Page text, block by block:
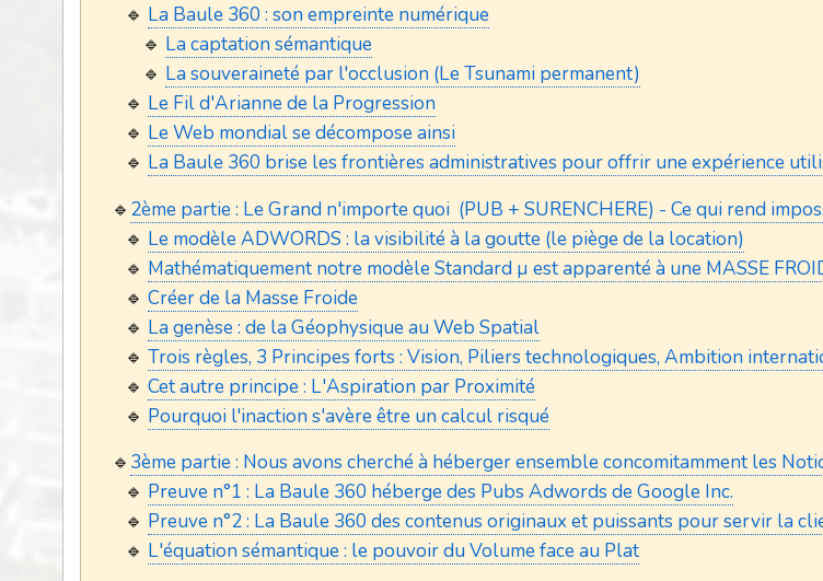
🔹 La Baule 360 : son empreinte numérique
🔹 La captation sémantique
🔹 La souveraineté par l'occlusion (Le Tsunami permanent)
🔹 Le Fil d'Arianne de la Progression
🔹 Le Web mondial se décompose ainsi
🔹 La Baule 360 brise les frontières administratives pour offrir une expérience
🔹 2ème partie : Le Grand n'importe quoi (PUB + SURENCHERE) - Ce qui rend
🔹 Le modèle ADWORDS : la visibilité à la goutte (le piège de la location)
🔹 Mathématiquement notre modèle Standard µ est apparenté à une MASSE
🔹 Créer de la Masse Froide
🔹 La genèse : de la Géophysique au Web Spatial
🔹 Trois règles, 3 Principes forts : Vision, Piliers technologiques, Ambition
🔹 Cet autre principe : L'Aspiration par Proximité
🔹 Pourquoi l'inaction s'avère être un calcul risqué
🔹 3ème partie : Nous avons cherché à héberger ensemble concomitamment les
🔹 Preuve n°1 : La Baule 360 héberge des Pubs Adwords de Google Inc.
🔹 Preuve n°2 : La Baule 360 des contenus originaux et puissants pour servir la
🔹 L'équation sémantique : le pouvoir du Volume face au Plat